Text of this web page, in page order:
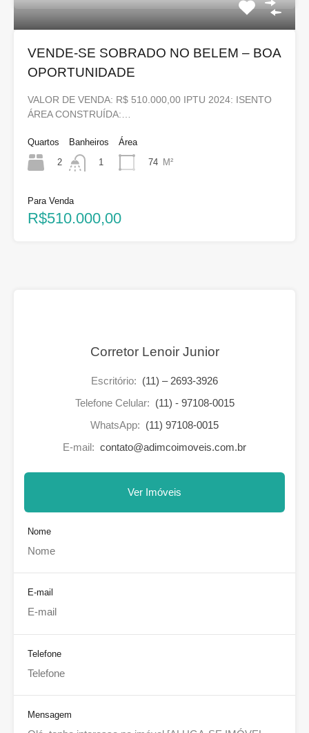
VENDE-SE SOBRADO NO BELEM – BOA
OPORTUNIDADE
VALOR DE VENDA: R$ 510.000,00 IPTU 2024: ISENTO
ÁREA CONSTRUÍDA:…
Quartos
2
Banheiros
1
Área
74 M²
Para Venda
R$510.000,00
Corretor Lenoir Junior
Escritório: (11) – 2693-3926
Telefone Celular: (11) - 97108-0015
WhatsApp: (11) 97108-0015
E-mail: contato@adimcoimoveis.com.br
Ver Imóveis
Nome
E-mail
Telefone
Mensagem